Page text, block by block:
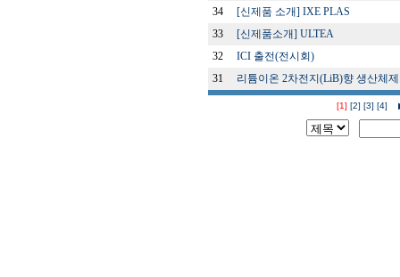
34
[신제품 소개] IXE PLAS
33
[신제품소개] ULTEA
32
ICI 출전(전시회)
31
리튬이온 2차전지(LiB)향 생산체
[1] [2] [3] [4]